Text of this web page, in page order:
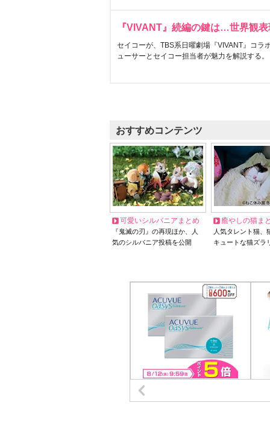
『VIVANT』続編の鍵は…世界観
セイコーが、TBS系日曜劇場『VIVANT』コラ
ューサーとセイコー担当者が魅力を解説する。
おすすめコンテンツ
可愛いシルバニアまとめ
『鬼滅の刃』の再現ほか、人
気のシルバニア投稿を公開
癒やしの猫ま
人気タレント猫
キュートな猫ズラ